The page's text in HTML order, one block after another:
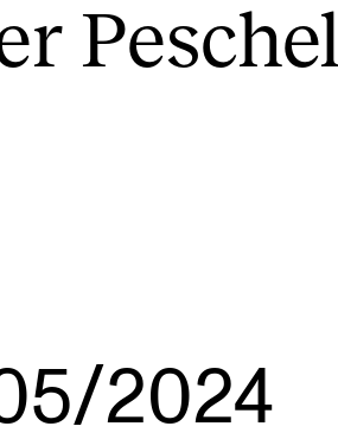
Finn ansatte
For ansatte og studenter
Peschel
2024